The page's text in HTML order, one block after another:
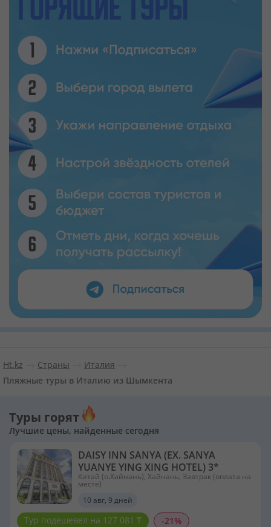
Ht.kz Страны
Италия
Пляжные туры в Италию из Шымкента
Туры горят
Лучшие цены, найденные сегодня
DAISY INN SANYA (EX. SANYA
YUANYE YING XING HOTEL) 3*
Китай (о.Хайнань), Хайнань, Завтрак (оплата на
месте)
10 авг, 9 дней
Тур подешевел на 127 081 ₸ -21%